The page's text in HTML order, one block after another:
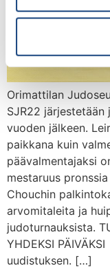
Orimattilan
SJR22 järjestetään
vuoden jälkeen.
paikkana kuin
päävalmentajaksi
mestaruus
Chouchin
arvomitaleita ja
judoturnauksista.
YHDEKSI
uudistuksen. […]